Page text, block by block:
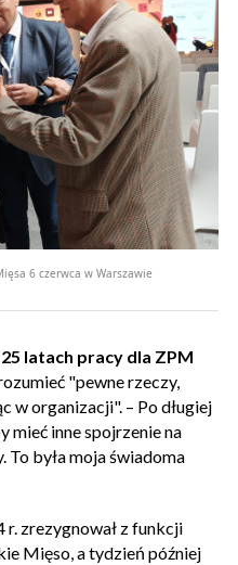
6 czerwca w Warszawie
latach pracy dla ZPM
"pewne rzeczy,
w organizacji". – Po długiej
mieć inne spojrzenie na
To była moja świadoma
r. zrezygnował z funkcji
Mięso, a tydzień później